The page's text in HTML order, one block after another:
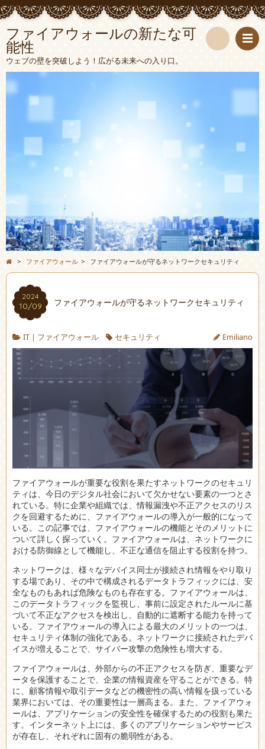
ファイアウォールの新たな可
能性
ウェブの壁を突破しよう！広がる未来への入り口。
> ファイアウォール > ファイアウォールが守るネットワークセキュリティ
2024
10/09 ファイアウォールが守るネットワークセキュリティ
IT| ファイアウォール セキュリティ Emiliano
ファイアウォールが重要な役割を果たすネットワークのセキュリ
ティは、今日のデジタル社会において欠かせない要素の一つとさ
れている。 特に企業や組織では、情報漏洩や不正アクセスのリス
クを回避するために、ファイアウォールの導入が一般的になって
いる。この記事では、ファイアウォールの機能とそのメリットに
ついて詳しく探っていく。ファイアウォールは、ネットワークに
おける防御線として機能し、不正な通信を阻止する役割を持つ。
ネットワークは、様々なデバイス同士が接続され情報をやり取り
する場であり、その中で構成されるデータトラフィックには、安
全なものもあれば危険なものも存在する。ファイアウォールは、
このデータトラフィックを監視し、事前に設定されたルールに基
づいて不正なアクセスを検出し、自動的に遮断する能力を持って
いる。ファイアウォールの導入による最大のメリットの一つは、
セキュリティ体制の強化である。ネットワークに接続されたデバ
イスが増えることで、サイバー攻撃の危険性も増大する。
ファイアウォールは、外部からの不正アクセスを防ぎ、重要なデ
ータを保護することで、企業の情報資産を守ることができる。特
に、顧客情報や取引データなどの機密性の高い情報を扱っている
業界においては、その重要性は一層高まる。また、ファイアウォ
ールは、アプリケーションの安全性を確保するための役割も果た
す。インターネット上には、多くのアプリケーションやサービス
が存在し、それぞれに固有の脆弱性がある。